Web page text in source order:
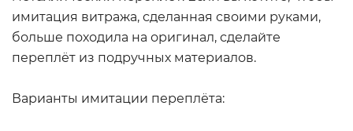
имитация витража, сделанная своими руками,
больше походила на оригинал, сделайте
переплёт из подручных материалов.
Варианты имитации переплёта: